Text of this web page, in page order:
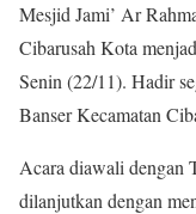
Mesjid Jami’ Ar
Cibarusah Kota
Senin (22/11). Hadir
Banser Kecamatan
Acara diawali dengan
dilanjutkan dengan